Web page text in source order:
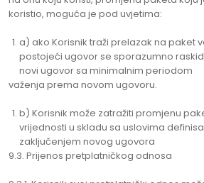
koristio, moguća je pod uvjetima:
a) ako Korisnik traži prelazak na paket
postojeći ugovor se sporazumno
novi ugovor sa minimalnim periodom
važenja prema novom ugovoru.
b) Korisnik može zatražiti promjenu
vrijednosti u skladu sa uslovima
zaključenjem novog ugovora
9.3. Prijenos pretplatničkog odnosa